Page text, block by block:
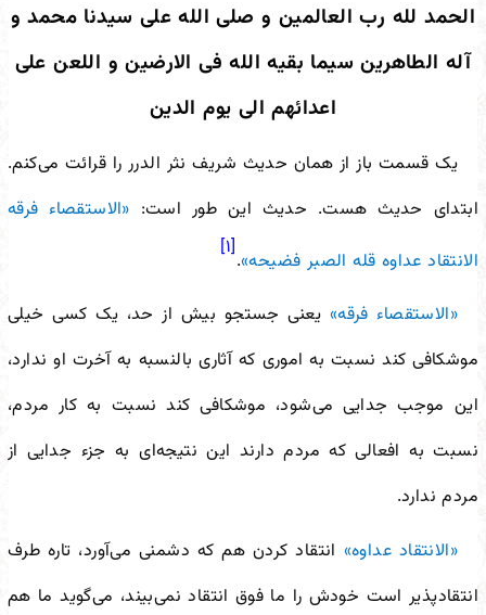
الحمد لله رب العالمین و صلی الله علی سیدنا محمد و
آله الطاهرین سیما بقیه الله فی الارضین و اللعن علی
اعدائهم الی یوم الدین
یک قسمت باز از همان حدیث شریف نثر الدرر را قرائت می‌کنم.
ابتدای حدیث هست. حدیث این طور است: «الاستقصاء فرقه
الانتقاد عداوه قله الصبر فضیحه».
[۱]
«الاستقصاء فرقه» یعنی جستجو بیش از حد، یک کسی خیلی
موشکافی کند نسبت به اموری که آثاری بالنسبه به آخرت او ندارد،
این موجب جدایی می‌شود، موشکافی کند نسبت به کار مردم،
نسبت به افعالی که مردم دارند این نتیجه‌ای به جزء جدایی از
مردم ندارد.
«الانتقاد عداوه» انتقاد کردن هم که دشمنی می‌آورد، تاره طرف
انتقادپذیر است خودش را ما فوق انتقاد نمی‌بیند، می‌گوید ما هم